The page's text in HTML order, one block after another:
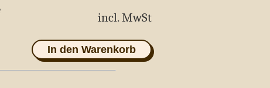
incl. MwSt
In den Warenkorb